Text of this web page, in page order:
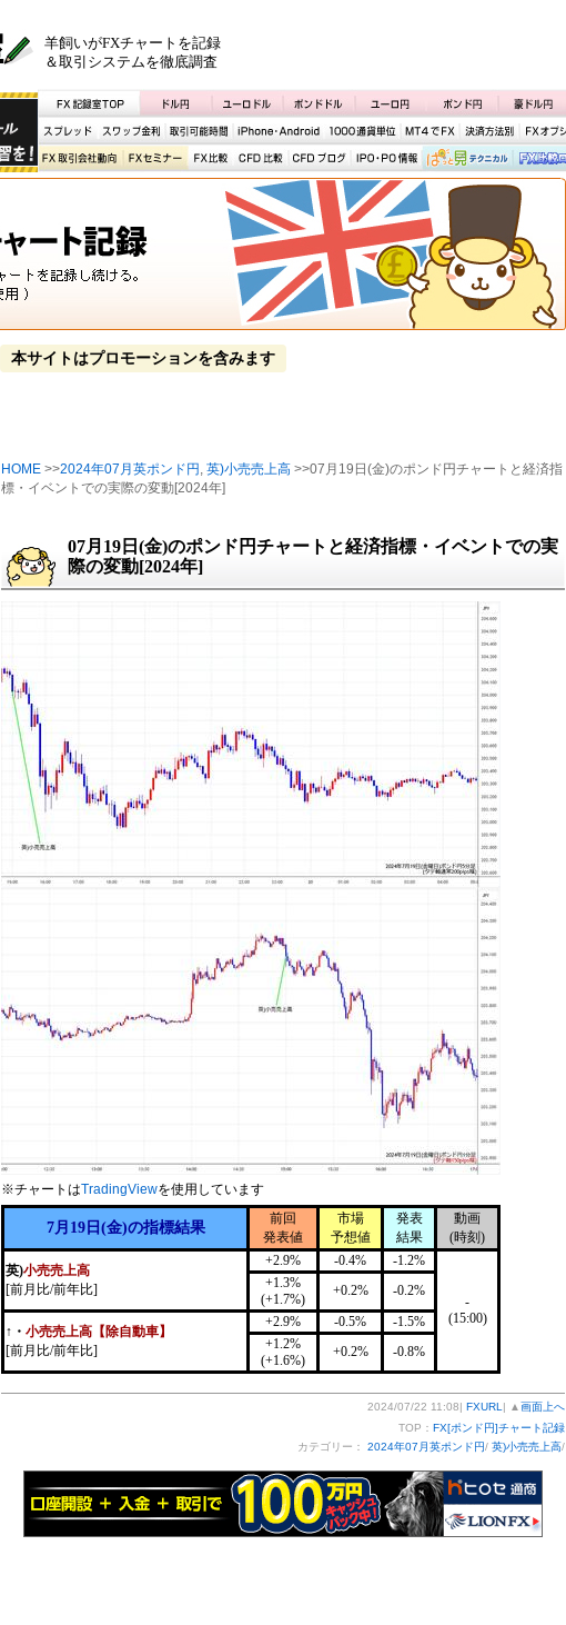
羊飼いがFXチャートを記録
＆取引システムを徹底調査
本サイトはプロモーションを含みます
HOME >>2024年07月英ポンド円 , 英)小売売上高 >>07月19日(金)のポンド円チャートと経済指
標・イベントでの実際の変動[2024年]
07月19日(金)のポンド円チャートと経済指標・イベントでの実
際の変動[2024年]
※チャートはTradingViewを使用しています
7月19日(金)の指標結果
前回
発表値
市場
予想値
発表
結果
動画
(時刻)
英)小売売上高
[前月比/前年比]
+2.9% -0.4% -1.2%
-
(15:00)
+1.3%
(+1.7%)
+0.2% -0.2%
↑ ・ 小売売上高【除自動車】
[前月比/前年比]
+2.9% -0.5%
-1.5%
+1.2%
(+1.6%)
+0.2% -0.8%
2024/07/22 11:08| FXURL | ▲ 画面上へ
TOP： FX[ポンド円]チャート記録
カテゴリー： 2024年07月英ポンド円/ 英)小売売上高/